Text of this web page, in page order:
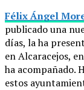
Félix Ángel
publicado una
días, la ha
en Alcaracejos,
ha acompañado.
estos